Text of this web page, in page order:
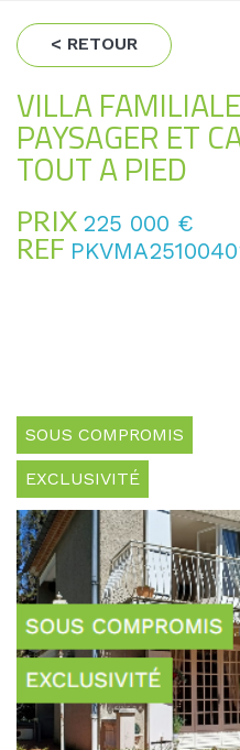
< RETOUR
VILLA
PAYSAGER ET
TOUT A PIED
PRIX 225 000 €
REF
SOUS COMPROMIS
EXCLUSIVITÉ